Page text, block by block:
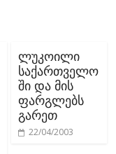
ლუკოილი
საქართველო
ში და მის
ფარგლებს
გარეთ
22/04/2003